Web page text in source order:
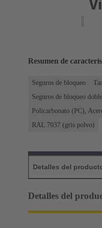
Resumen de
Seguros de bloqueo
Seguros de bloqueo doble
Policarbonato (PC),
RAL 7037 (gris polvo)
Detalles del
Detalles del